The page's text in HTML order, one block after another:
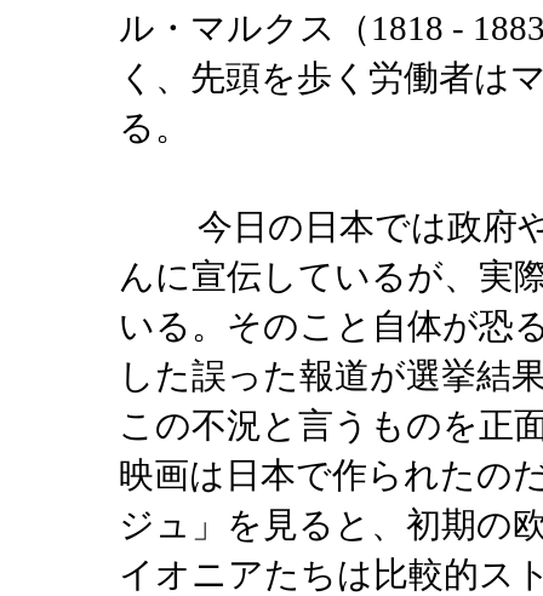
ル・マルクス（1818 -
く、先頭を歩く労働者は
る。
今日の日本では政府や
んに宣伝しているが、実
いる。そのこと自体が恐
した誤った報道が選挙結
この不況と言うものを正
映画は日本で作られたの
ジュ」を見ると、初期の
イオニアたちは比較的ス